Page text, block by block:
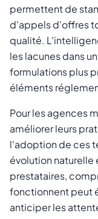
permettent de
d'appels d'offres
qualité.
les lacunes dans
formulations plus
éléments
Pour les agences
améliorer leurs
l'adoption de ces
évolution naturelle
prestataires,
fonctionnent peut
anticiper les